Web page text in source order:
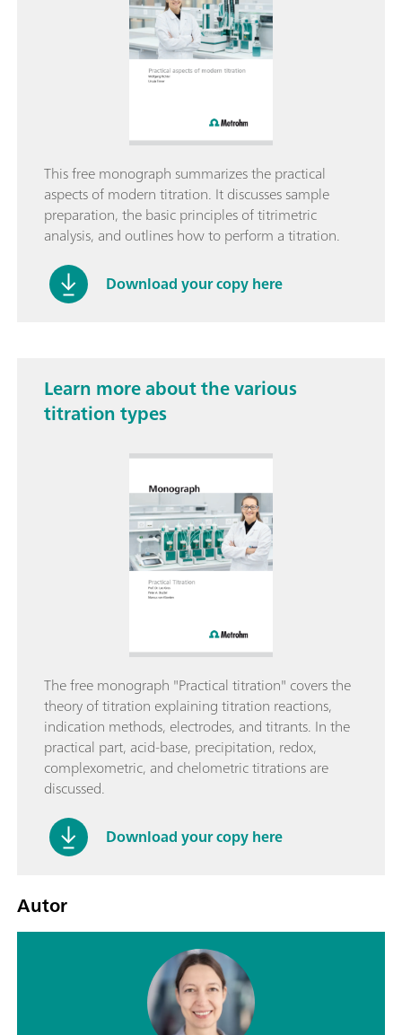
This free monograph summarizes the practical
aspects of modern titration. It discusses sample
preparation, the basic principles of titrimetric
analysis, and outlines how to perform a titration.
Download your copy here
Learn more about the various
titration types
The free monograph "Practical titration" covers the
theory of titration explaining titration reactions,
indication methods, electrodes, and titrants. In the
practical part, acid-base, precipitation, redox,
complexometric, and chelometric titrations are
discussed.
Download your copy here
Autor